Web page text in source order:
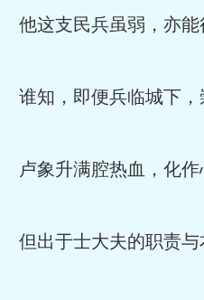
他这支民兵虽弱，亦能
谁知，即便兵临城下，
卢象升满腔热血，化作
但出于士大夫的职责与